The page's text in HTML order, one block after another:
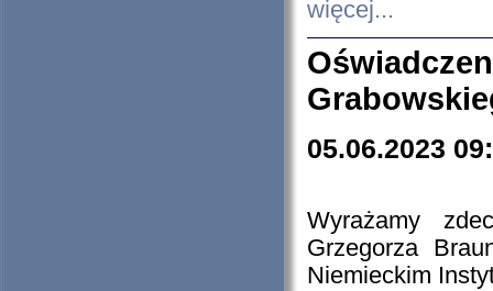
więcej...
05.06.2023
Wyrażamy
Grzegorza
Niemieckim